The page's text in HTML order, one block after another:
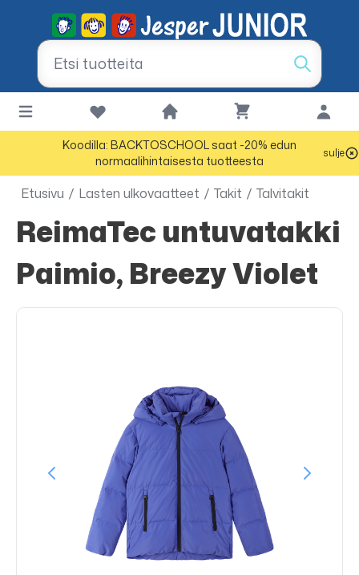
Koodilla: BACKTOSCHOOL saat -20% edun
normaalihintaisesta tuotteesta
sulje
Etusivu / Lasten ulkovaatteet / Takit / Talvitakit
ReimaTec untuvatakki
Paimio, Breezy Violet